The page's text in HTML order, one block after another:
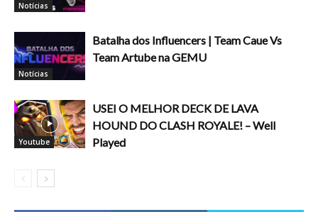
Notícias
Notícias
Batalha dos Influencers | Team Caue Vs
Team Artube na GEMU
Youtube
USEI O MELHOR DECK DE LAVA
HOUND DO CLASH ROYALE! – Well
Played